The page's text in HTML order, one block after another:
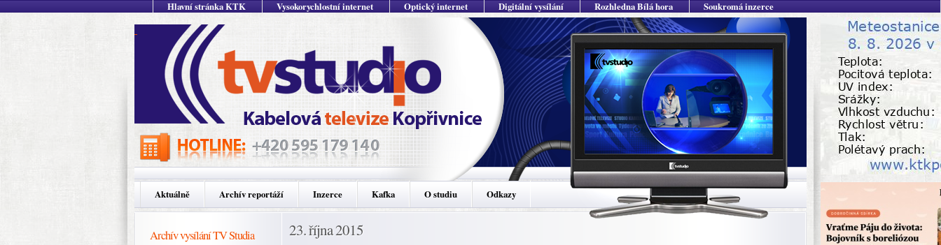
Hlavní stránka KTK Vysokorychlostní internet Optický internet Digitální vysílání Rozhledna Bílá hora Soukromá inzerce
Aktuálně Archív reportáží Inzerce Kafka O studiu Odkazy
Archív vysílání TV Studia 23. října 2015